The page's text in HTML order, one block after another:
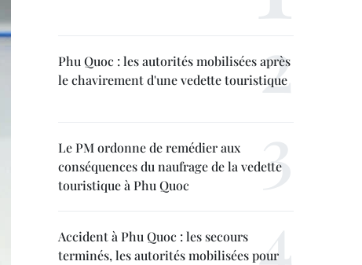
Phu Quoc : les autorités mobilisées après
le chavirement d'une vedette touristique
Le PM ordonne de remédier aux
conséquences du naufrage de la vedette
touristique à Phu Quoc
Accident à Phu Quoc : les secours
terminés, les autorités mobilisées pour